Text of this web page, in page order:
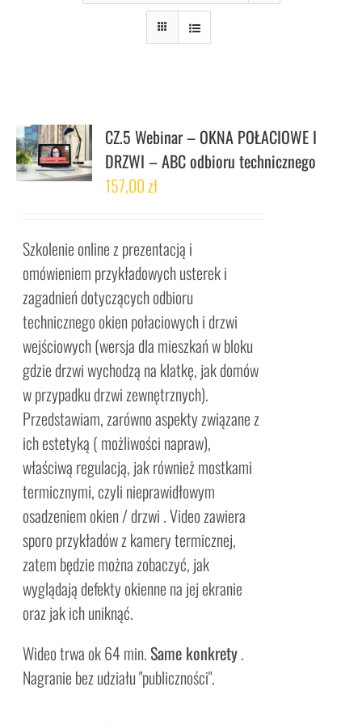
CZ.5 Webinar – OKNA POŁACIOWE I
DRZWI – ABC odbioru technicznego
157,00zł
Szkolenie online z prezentacją i
omówieniem przykładowych usterek i
zagadnień dotyczących odbioru
technicznego okien połaciowych i drzwi
wejściowych (wersja dla mieszkań w bloku
gdzie drzwi wychodzą na klatkę, jak domów
w przypadku drzwi zewnętrznych).
Przedstawiam, zarówno aspekty związane z
ich estetyką ( możliwości napraw),
właściwą regulacją, jak również mostkami
termicznymi, czyli nieprawidłowym
osadzeniem okien / drzwi . Video zawiera
sporo przykładów z kamery termicznej,
zatem będzie można zobaczyć, jak
wyglądają defekty okienne na jej ekranie
oraz jak ich uniknąć.
Wideo trwa ok 64 min.Same konkrety.
Nagranie bez udziału "publiczności".